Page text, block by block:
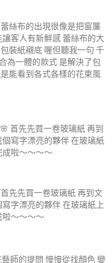
絲布的出現很像是把窗簾
客人有新鮮感 蕾絲布的大
裝紙襯底 喔但聽我一句 千
為一體的款式 是解決了包
能看到各式各樣的花束風
先先買一卷玻璃紙 再到文
字漂亮的夥伴 在玻璃紙上
啦～～～～